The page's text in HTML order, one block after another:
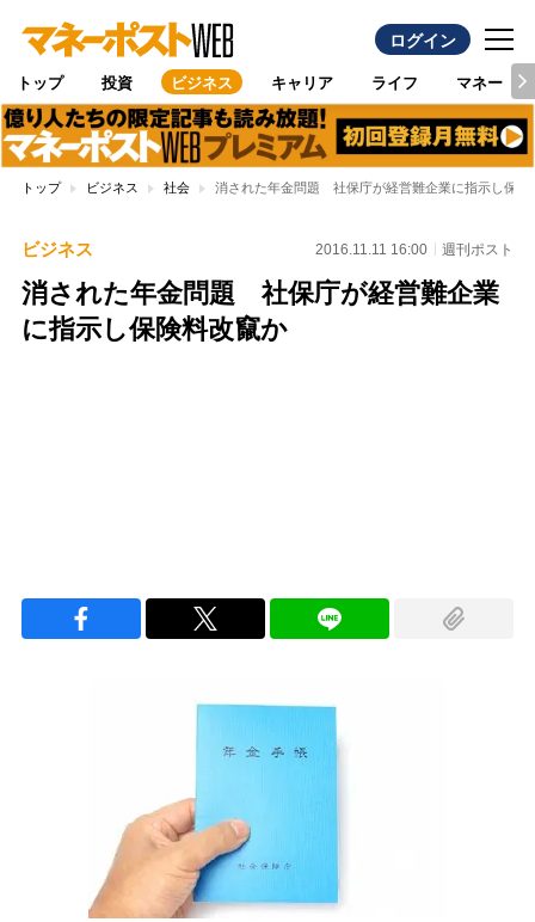
ログイン
トップ 投資 ビジネス キャリア ライフ マネー
トップ ビジネス 社会 消された年金問題 社保庁が経営難企業に指示し保険
ビジネス 2016.11.11 16:00 週刊ポスト
消された年金問題 社保庁が経営難企業
に指示し保険料改竄か